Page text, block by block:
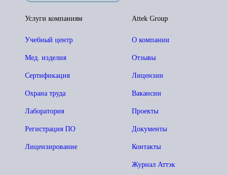
Attek Group
О компании
Отзывы
Лицензии
Вакансии
Проекты
Документы
Контакты
Журнал Аттэк
Услуги компаниям
Учебный центр
Мед. изделия
Сертификация
Охрана труда
Лаборатория
Регистрация ПО
Лицензирование